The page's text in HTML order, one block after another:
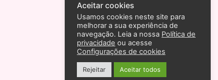
Aceitar cookies
Usamos cookies neste site para
melhorar a sua experiência de
navegação. Leia a nossa Política de
privacidade ou acesse
Configurações de cookies
Rejeitar Aceitar todos